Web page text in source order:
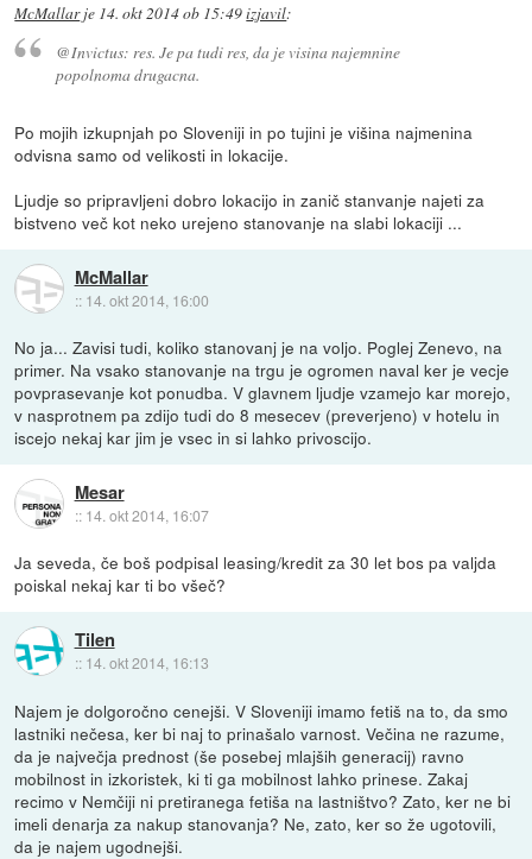
McMallarje 14. okt 2014 ob 15:49izjavil:
@Invictus: res. Je pa tudi res, da je visina najemnine
popolnoma drugacna.
Po mojih izkupnjah po Sloveniji in po tujini je višina najmenina
odvisna samo od velikosti in lokacije.
Ljudje so pripravljeni dobro lokacijo in zanič stanvanje najeti za
bistveno več kot neko urejeno stanovanje na slabi lokaciji ...
McMallar
:: 14. okt 2014, 16:00
No ja... Zavisi tudi, koliko stanovanj je na voljo. Poglej Zenevo, na
primer. Na vsako stanovanje na trgu je ogromen naval ker je vecje
povprasevanje kot ponudba. V glavnem ljudje vzamejo kar morejo,
v nasprotnem pa zdijo tudi do 8 mesecev (preverjeno) v hotelu in
iscejo nekaj kar jim je vsec in si lahko privoscijo.
Mesar
:: 14. okt 2014, 16:07
Ja seveda, če boš podpisal leasing/kredit za 30 let bos pa valjda
poiskal nekaj kar ti bo všeč?
Tilen
:: 14. okt 2014, 16:13
Najem je dolgoročno cenejši. V Sloveniji imamo fetiš na to, da smo
lastniki nečesa, ker bi naj to prinašalo varnost. Večina ne razume,
da je največja prednost (še posebej mlajših generacij) ravno
mobilnost in izkoristek, ki ti ga mobilnost lahko prinese. Zakaj
recimo v Nemčiji ni pretiranega fetiša na lastništvo? Zato, ker ne bi
imeli denarja za nakup stanovanja? Ne, zato, ker so že ugotovili,
da je najem ugodnejši.